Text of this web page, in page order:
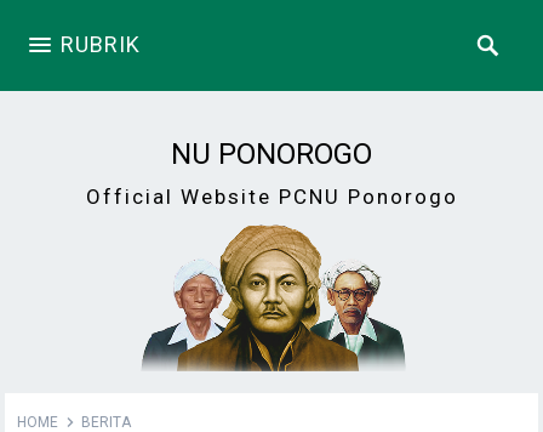
RUBRIK
NU PONOROGO
Official Website PCNU Ponorogo
HOME BERITA